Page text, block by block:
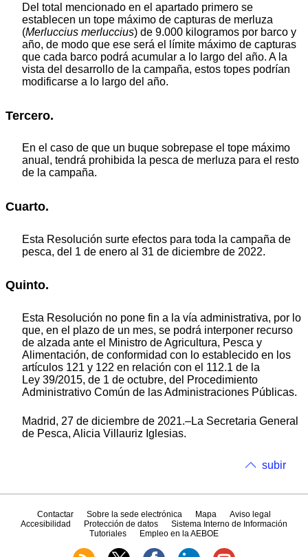
Del total mencionado en el apartado primero se
establecen un tope máximo de capturas de merluza
(Merluccius merluccius) de 9.000 kilogramos por barco y
año, de modo que ese será el límite máximo de capturas
que cada barco podrá acumular a lo largo del año. A la
vista del desarrollo de la campaña, estos topes podrían
modificarse a lo largo del año.
Tercero.
En el caso de que un buque sobrepase el tope máximo
anual, tendrá prohibida la pesca de merluza para el resto
de la campaña.
Cuarto.
Esta Resolución surte efectos para toda la campaña de
pesca, del 1 de enero al 31 de diciembre de 2022.
Quinto.
Esta Resolución no pone fin a la vía administrativa, por lo
que, en el plazo de un mes, se podrá interponer recurso
de alzada ante el Ministro de Agricultura, Pesca y
Alimentación, de conformidad con lo establecido en los
artículos 121 y 122 en relación con el 112.1 de la
Ley 39/2015, de 1 de octubre, del Procedimiento
Administrativo Común de las Administraciones Públicas.
Madrid, 27 de diciembre de 2021.–La Secretaria General
de Pesca, Alicia Villauriz Iglesias.
subir
Contactar Sobre la sede electrónica Mapa
Aviso legal
Accesibilidad
Protección de datos
Sistema Interno de Información
Tutoriales
Empleo en la AEBOE